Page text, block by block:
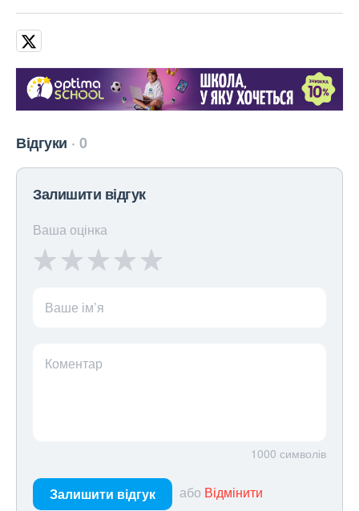
Відгуки 0
Залишити відгук
Ваша оцінка
Ваше ім’я
Коментар
1000 символів
Залишити відгук або Відмінити